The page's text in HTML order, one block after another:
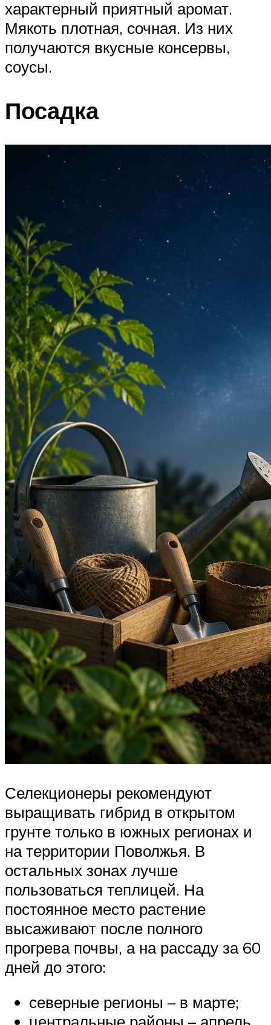
характерный приятный аромат.
Мякоть плотная, сочная. Из них
получаются вкусные консервы,
соусы.
Посадка
Селекционеры рекомендуют
выращивать гибрид в открытом
грунте только в южных регионах и
на территории Поволжья. В
остальных зонах лучше
пользоваться теплицей. На
постоянное место растение
высаживают после полного
прогрева почвы, а на рассаду за 60
дней до этого:
северные регионы – в марте;